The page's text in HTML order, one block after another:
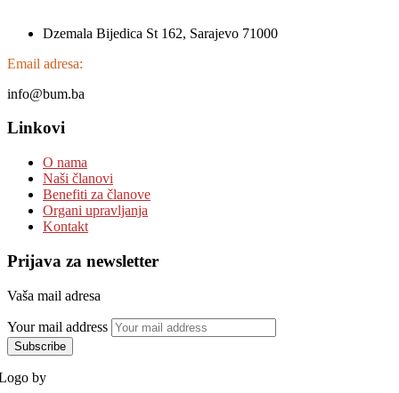
Dzemala Bijedica St 162, Sarajevo 71000
Email adresa:
info@bum.ba
Linkovi
O nama
Naši članovi
Benefiti za članove
Organi upravljanja
Kontakt
Prijava za newsletter
Vaša mail adresa
Your mail address
by